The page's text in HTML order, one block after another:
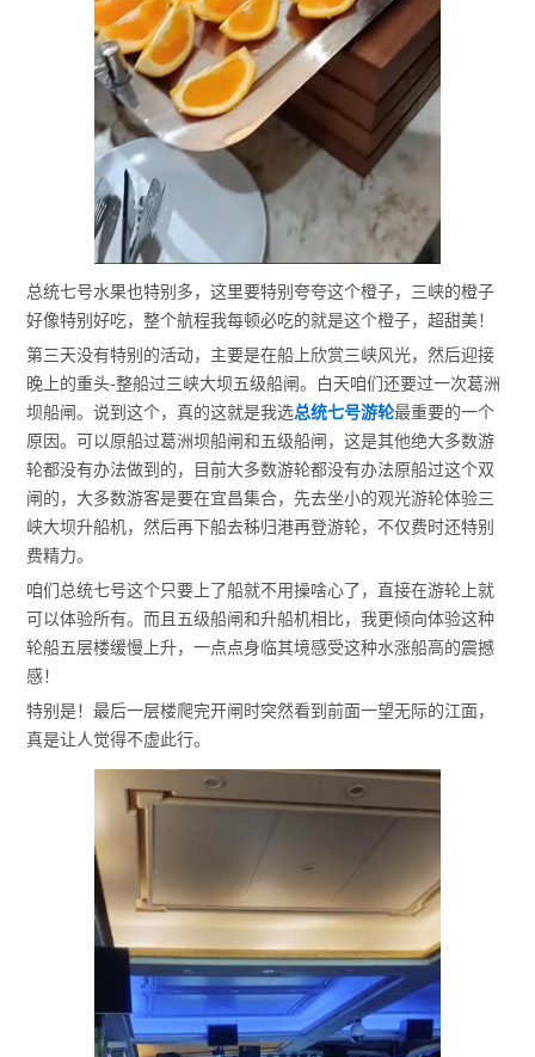
总统七号水果也特别多，这里要特别夸夸这个橙子，三峡的橙子
好像特别好吃，整个航程我每顿必吃的就是这个橙子，超甜美！
第三天没有特别的活动，主要是在船上欣赏三峡风光，然后迎接
晚上的重头-整船过三峡大坝五级船闸。白天咱们还要过一次葛洲
坝船闸。说到这个，真的这就是我选总统七号游轮最重要的一个
原因。可以原船过葛洲坝船闸和五级船闸，这是其他绝大多数游
轮都没有办法做到的，目前大多数游轮都没有办法原船过这个双
闸的，大多数游客是要在宜昌集合，先去坐小的观光游轮体验三
峡大坝升船机，然后再下船去秭归港再登游轮，不仅费时还特别
费精力。
咱们总统七号这个只要上了船就不用操啥心了，直接在游轮上就
可以体验所有。而且五级船闸和升船机相比，我更倾向体验这种
轮船五层楼缓慢上升，一点点身临其境感受这种水涨船高的震撼
感！
特别是！最后一层楼爬完开闸时突然看到前面一望无际的江面，
真是让人觉得不虚此行。